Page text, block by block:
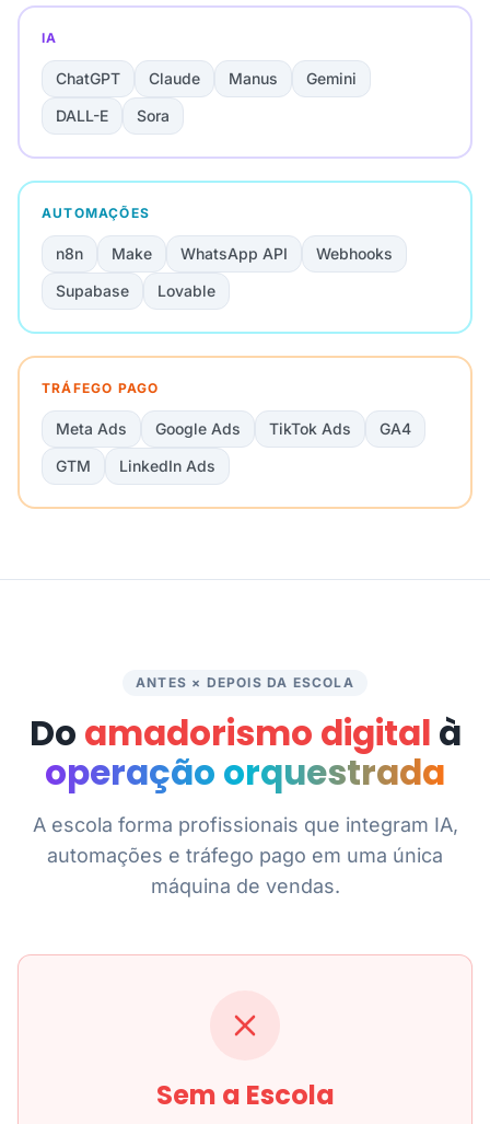
IA
ChatGPT Claude Manus
Gemini
DALL-E
Sora
AUTOMAÇÕES
n8n Make WhatsApp API
Webhooks
Supabase
Lovable
TRÁFEGO PAGO
Meta Ads Google Ads TikTok Ads
GA4
GTM
LinkedIn Ads
ANTES × DEPOIS DA ESCOLA
Do amadorismo digital à
operação orquestrada
A escola forma profissionais que integram IA,
automações e tráfego pago em uma única
máquina de vendas.
Sem a Escola